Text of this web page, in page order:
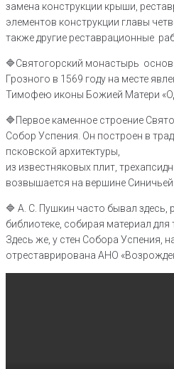
замена конструкции крыши,
элементов конструкции главы
также другие реставрационные
🔷Святогорский монастырь
Грозного в 1569 году на месте
Тимофею иконы Божией Матери
🔷Первое каменное строение
Собор Успения. Он построен в
псковской архитектуры,
из известняковых плит,
возвышается на вершине
🔷 А. С. Пушкин часто бывал
библиотеке, собирая материал для
Здесь же, у стен Собора Успения,
отреставрирована АНО